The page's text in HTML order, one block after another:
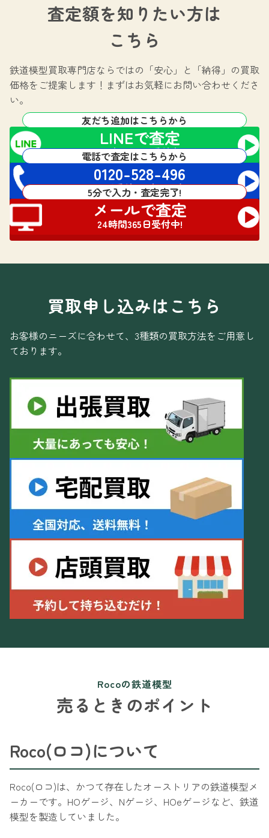
査定額を知りたい方は
こちら
鉄道模型買取専門店ならではの 「安心」と「納得」の買取
価格をご提案します！ まずはお気軽にお問い合わせくださ
い。
友だち追加はこちらから
LINEで査定
24時間365日受付中!
電話で査定はこちらから
0120-528-496
電話受付 24時間対応
5分で入力・査定完了!
メールで査定
24時間365日受付中!
買取申し込みはこちら
お客様のニーズに合わせて、3種類の買取方法をご用意し
ております。
Rocoの鉄道模型
売るときのポイント
Roco(ロコ)について
Roco(ロコ)は、かつて存在したオーストリアの鉄道模型メ
ーカーです。HOゲージ、Nゲージ、HOeゲージなど、鉄道
模型を製造していました。